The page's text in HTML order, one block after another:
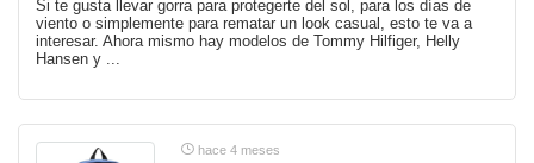
Si te gusta llevar gorra para protegerte del sol, para los días de
viento o simplemente para rematar un look casual, esto te va a
interesar. Ahora mismo hay modelos de Tommy Hilfiger, Helly
Hansen y ...
hace 4 meses